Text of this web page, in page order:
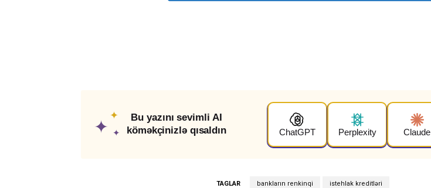
✦
✦
✦
Bu yazını sevimli AI
köməkçinizlə qısaldın
ChatGPT Perplexity Claude
TAGLAR bankların renkinqi istehlak kreditləri